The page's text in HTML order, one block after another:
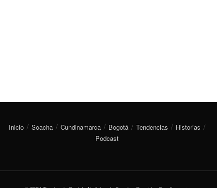
Inicio Soacha Cundinamarca Bogotá Tendencias
Historias
Podcast